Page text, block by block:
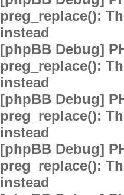
preg_replace():
instead
[phpBB Debug]
preg_replace():
instead
[phpBB Debug]
preg_replace():
instead
[phpBB Debug]
preg_replace():
instead